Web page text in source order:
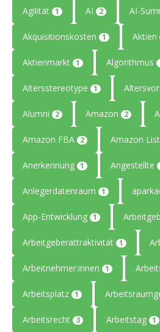
Agilität 1 AI 2 AI-
Akquisitionskosten 1 Aktien
Aktienmarkt 1 Algorithmus
Altersstereotype 1
Alumni 2 Amazon 2
Amazon FBA 2 Amazon
Anerkennung 1 Angestellte
Anlegerdatenraum 1
App-Entwicklung 1
Arbeitgeberattraktivität 1
Arbeitnehmer:innen 1
Arbeitsplatz 1
Arbeitsrecht 3 Arbeitstag 1